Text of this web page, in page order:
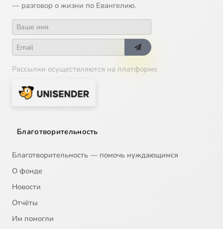
— разговор о жизни по Евангелию.
Рассылки осуществляются на платформе
Благотворительность
Благотворительность — помочь нуждающимся
О фонде
Новости
Отчёты
Им помогли